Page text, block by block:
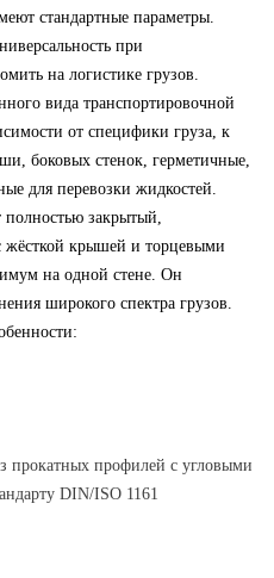
стандартные параметры.
при
на логистике грузов.
вида транспортировочной
от специфики груза, к
боковых стенок, герметичные,
для перевозки жидкостей.
закрытый,
жёсткой крышей и торцевыми
на одной стене. Он
широкого спектра грузов.
прокатных профилей с угловыми
DIN/ISO 1161